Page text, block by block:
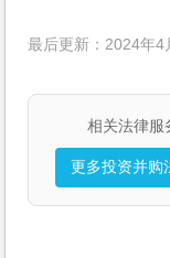
最后更新：2024年4
相关法律服
更多投资并